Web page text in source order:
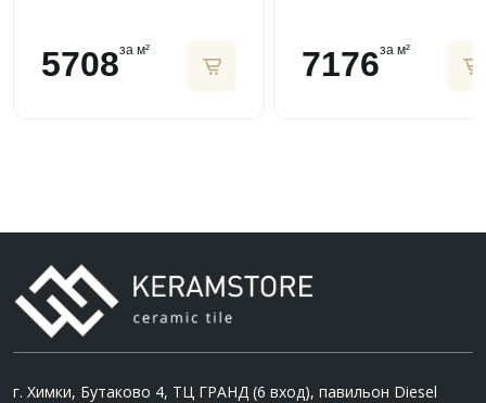
5708за м² 7176за м²
г. Химки, Бутаково 4, ТЦ ГРАНД (6 вход), павильон Diesel